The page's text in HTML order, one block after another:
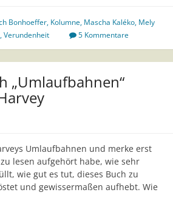
Bonhoeffer, Kolumne, Mascha Kaléko, Mely
,Verundenheit 5 Kommentare
„Umlaufbahnen“
Umlaufbahnen und merke erst
lesen aufgehört habe, wie sehr
wie gut es tut, dieses Buch zu
und gewissermaßen aufhebt. Wie